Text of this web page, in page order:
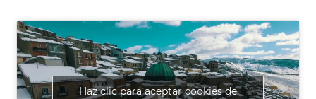
Haz clic para aceptar cookies de